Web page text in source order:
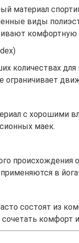
материал
виды
комфортную
количествах
ограничивает
с хорошими
маек.
в
состоят из
комфорт